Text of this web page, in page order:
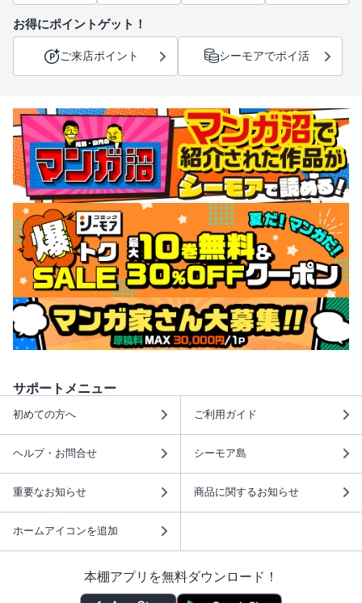
お得にポイントゲット！
ご来店ポイント シーモアでポイ活
サポートメニュー
初めての方へ ご利用ガイド
ヘルプ・お問合せ シーモア島
重要なお知らせ 商品に関するお知らせ
ホームアイコンを追加
本棚アプリを無料ダウンロード！